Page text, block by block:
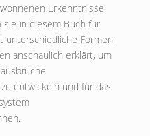
Erkenntnisse
sie in diesem Buch für
unterschiedliche Formen
anschaulich erklärt, um
entwickeln und für das